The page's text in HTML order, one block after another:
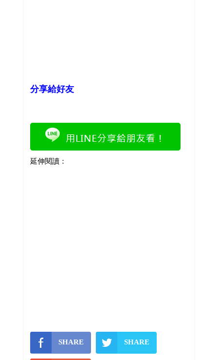
分享給好友
延伸閱讀：
SHARE SHARE